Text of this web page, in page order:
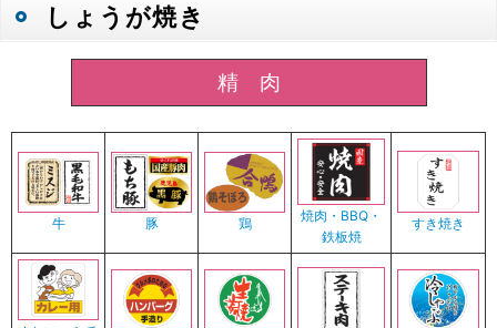
しょうが焼き
精 肉
牛 豚 鶏
焼肉・BBQ・
鉄板焼
すき焼き